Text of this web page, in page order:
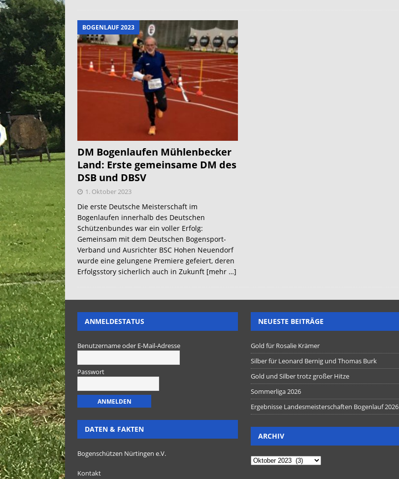
BOGENLAUF 2023
DM Bogenlaufen Mühlenbecker
Land: Erste gemeinsame DM des
DSB und DBSV
1. Oktober 2023
Die erste Deutsche Meisterschaft im
Bogenlaufen innerhalb des Deutschen
Schützenbundes war ein voller Erfolg:
Gemeinsam mit dem Deutschen Bogensport-
Verband und Ausrichter BSC Hohen Neuendorf
wurde eine gelungene Premiere gefeiert, deren
Erfolgsstory sicherlich auch in Zukunft [mehr …]
ANMELDESTATUS
Benutzername oder E-Mail-Adresse
Passwort
DATEN & FAKTEN
Bogenschützen Nürtingen e.V.
Kontakt
NEUESTE BEITRÄGE
Gold für Rosalie Krämer
Silber für Leonard Bernig und Thomas Burk
Gold und Silber trotz großer Hitze
Sommerliga 2026
Ergebnisse Landesmeisterschaften Bogenlauf 2026
ARCHIV